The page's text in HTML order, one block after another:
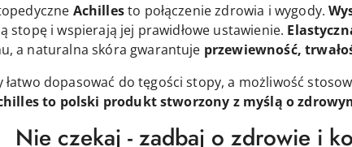
Achillesto połączenie zdrowia i wygody.
stopę i wspierają jej prawidłowe ustawienie.
a naturalna skóra gwarantuje przewiewność,
łatwo dopasować do tęgości stopy, a możliwość
to polski produkt stworzony z myślą o
Nie czekaj - zadbaj o zdrowie i